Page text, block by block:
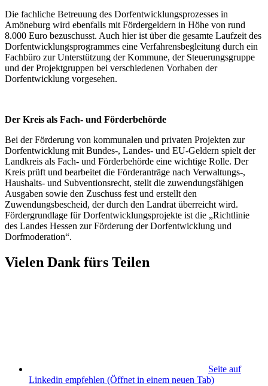
Die fachliche Betreuung des Dorfentwicklungsprozesses in
Amöneburg wird ebenfalls mit Fördergeldern in Höhe von rund
8.000 Euro bezuschusst. Auch hier ist über die gesamte Laufzeit des
Dorfentwicklungsprogrammes eine Verfahrensbegleitung durch ein
Fachbüro zur Unterstützung der Kommune, der Steuerungsgruppe
und der Projektgruppen bei verschiedenen Vorhaben der
Dorfentwicklung vorgesehen.
Der Kreis als Fach- und Förderbehörde
Bei der Förderung von kommunalen und privaten Projekten zur
Dorfentwicklung mit Bundes-, Landes- und EU-Geldern spielt der
Landkreis als Fach- und Förderbehörde eine wichtige Rolle. Der
Kreis prüft und bearbeitet die Förderanträge nach Verwaltungs-,
Haushalts- und Subventionsrecht, stellt die zuwendungsfähigen
Ausgaben sowie den Zuschuss fest und erstellt den
Zuwendungsbescheid, der durch den Landrat überreicht wird.
Fördergrundlage für Dorfentwicklungsprojekte ist die „Richtlinie
des Landes Hessen zur Förderung der Dorfentwicklung und
Dorfmoderation“.
Vielen Dank fürs Teilen
Seite auf
Linkedin empfehlen (Öffnet in einem neuen Tab)